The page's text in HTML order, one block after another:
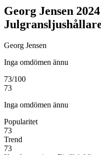
Georg Jensen
Georg Jensen
Inga omdömen ännu
73/100
73
Inga omdömen ännu
Popularitet
73
Trend
73